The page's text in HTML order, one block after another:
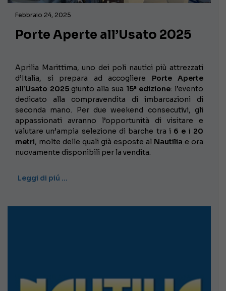
Febbraio 24, 2025
Porte Aperte all’Usato 2025
Aprilia Marittima, uno dei poli nautici più attrezzati
d’Italia, si prepara ad accogliere Porte Aperte
all’Usato 2025giunto alla sua 15ª edizione: l’evento
dedicato alla compravendita di imbarcazioni di
seconda mano. Per due weekend consecutivi, gli
appassionati avranno l’opportunità di visitare e
valutare un’ampia selezione di barche tra i 6 e i 20
metri, molte delle quali già esposte al Nautilia e ora
nuovamente disponibili per la vendita.
Leggi di piú …